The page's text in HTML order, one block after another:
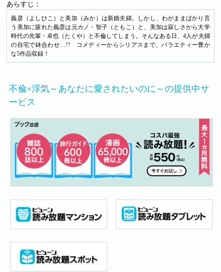
あらすじ：
義彦（よしひこ）と美加（みか）は新婚夫婦。しかし、わがままばかり言
う美加に疲れた義彦は元カノ・智子（ともこ）と、美加は寂しさから大学
時代の先輩・卓也（たくや）と不倫してしまう。そんなある日、4人が夫婦
の自宅で鉢合わせ…!? コメディーからシリアスまで、バラエティー豊か
な5作品収録！
不倫×浮気～あなたに愛されたいのに～の提供中サ
ービス